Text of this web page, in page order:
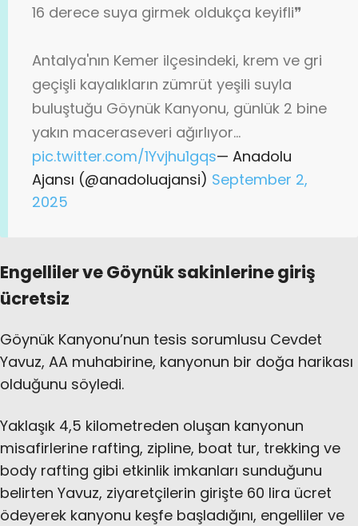
16 derece suya girmek oldukça keyifli❞
Antalya'nın Kemer ilçesindeki, krem ve gri
geçişli kayalıkların zümrüt yeşili suyla
buluştuğu Göynük Kanyonu, günlük 2 bine
yakın maceraseveri ağırlıyor…
pic.twitter.com/1Yvjhu1gqs— Anadolu
Ajansı (@anadoluajansi) September 2,
2025
Engelliler ve Göynük sakinlerine giriş
ücretsiz
Göynük Kanyonu’nun tesis sorumlusu Cevdet
Yavuz, AA muhabirine, kanyonun bir doğa harikası
olduğunu söyledi.
Yaklaşık 4,5 kilometreden oluşan kanyonun
misafirlerine rafting, zipline, boat tur, trekking ve
body rafting gibi etkinlik imkanları sunduğunu
belirten Yavuz, ziyaretçilerin girişte 60 lira ücret
ödeyerek kanyonu keşfe başladığını, engelliler ve